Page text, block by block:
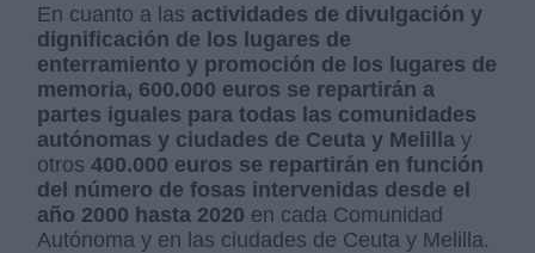
En cuanto a las actividades de divulgación y
dignificación de los lugares de
enterramiento y promoción de los lugares de
memoria, 600.000 euros se repartirán a
partes iguales para todas las comunidades
autónomas y ciudades de Ceuta y Melilla y
otros400.000 euros se repartirán en función
del número de fosas intervenidas desde el
año 2000 hasta 2020 en cada Comunidad
Autónoma y en las ciudades de Ceuta y Melilla.